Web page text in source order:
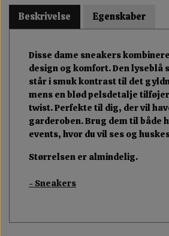
Beskrivelse Egenskaber
Disse dame sneakers
design og komfort. Den lyseblå
står i smuk kontrast til det
mens en blød pelsdetalje
twist. Perfekte til dig, der vil
garderoben. Brug dem til både
events, hvor du vil ses og
Størrelsen er almindelig.
- Sneakers